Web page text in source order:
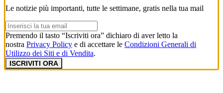
Le notizie più importanti, tutte le settimane, gratis nella tua mail
Premendo il tasto “Iscriviti ora” dichiaro di aver letto la
nostra Privacy Policy e di accettare le Condizioni Generali di
Utilizzo dei Siti e di Vendita.
ISCRIVITI ORA